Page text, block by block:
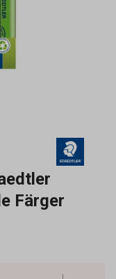
Färger